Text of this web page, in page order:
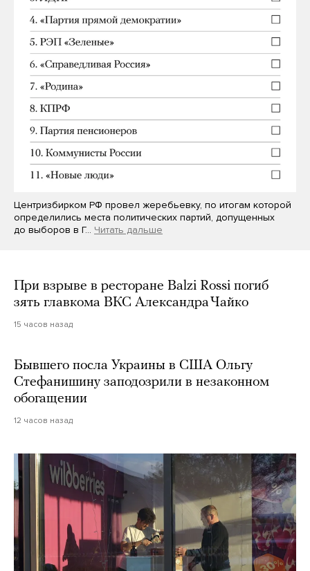
Центризбирком РФ провел жеребьевку, по итогам которой
определились места политических партий, допущенных
до выборов в Г… Читать дальше
При взрыве в ресторане Balzi Rossi погиб
зять главкома ВКС Александра Чайко
15 часов назад
Бывшего посла Украины в США Ольгу
Стефанишину заподозрили в незаконном
обогащении
12 часов назад